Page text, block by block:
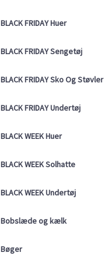
BLACK FRIDAY Huer
BLACK FRIDAY Sengetøj
BLACK FRIDAY Sko Og Støvler
BLACK FRIDAY Undertøj
BLACK WEEK Huer
BLACK WEEK Solhatte
BLACK WEEK Undertøj
Bobslæde og kælk
Bøger